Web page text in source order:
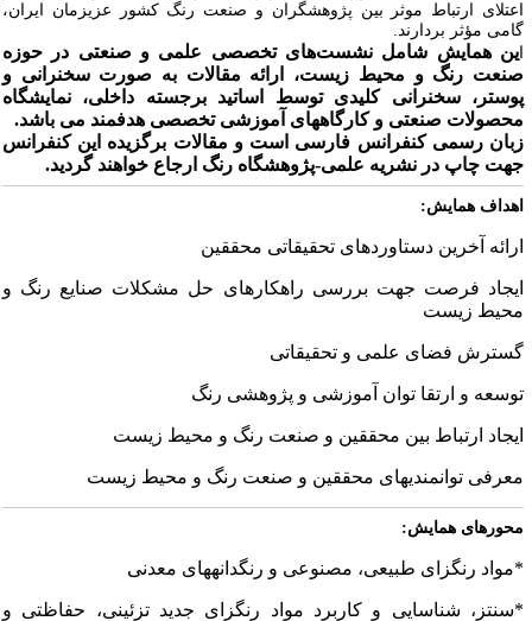
ارتباط موثر بین پژوهشگران و صنعت رنگ کشور عزیزمان ایران،
مؤثر بردارند.
ین همایش شامل نشست‌­های تخصصی علمی و صنعتی در حوزه
رنگ و محیط زیست، ارائه مقالات به صورت سخنرانی و
سخنرانی کلیدی توسط اساتید برجسته داخلی، نمایشگاه
صنعتی و کارگاه­های آموزشی تخصصی هدفمند می باشد.
رسمی کنفرانس فارسی است و مقالات برگزیده این کنفرانس
چاپ در نشریه علمی-پژوهشگاه رنگ ارجاع خواهند گردید.
همایش:
آخرین دستاوردهای تحقیقاتی محققین
فرصت جهت بررسی راهکارهای حل مشکلات صنایع رنگ و
زیست
فضای علمی و تحقیقاتی
و ارتقا توان آموزشی و پژوهشی رنگ
ارتباط بین محققین و صنعت رنگ و محیط زیست
توانمندی­های محققین و صنعت رنگ و محیط زیست
همایش:
رنگزای طبیعی، مصنوعی و رنگدانه­های معدنی
شناسایی و کاربرد مواد رنگزای جدید تزئینی، حفاظتی و